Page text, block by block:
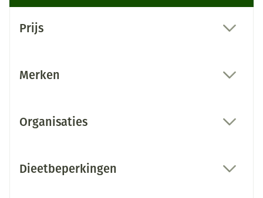
Prijs
Merken
Organisaties
Dieetbeperkingen